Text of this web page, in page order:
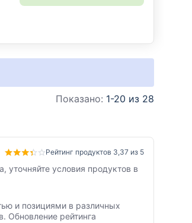
Показано: 1-20 из 28
Рейтинг продуктов 3,37 из 5
уточняйте условия продуктов в
и позициями в различных
Обновление рейтинга